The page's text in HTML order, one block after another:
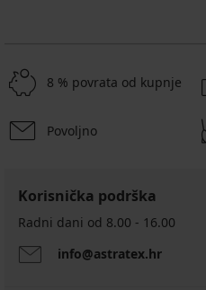
8 % povrata od kupnje
Povoljno
Korisnička podrška
Radni dani od 8.00 - 16.00
info@astratex.hr